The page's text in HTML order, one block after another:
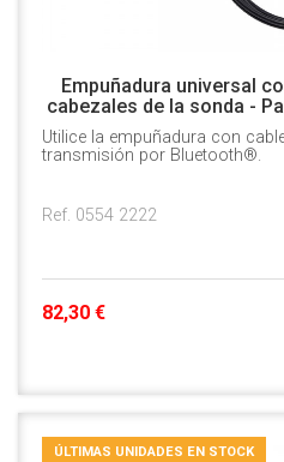
Empuñadura universal
cabezales de la sonda -
Utilice la empuñadura con
transmisión por Bluetooth®.
Ref. 0554 2222
82,30 €
ÚLTIMAS UNIDADES EN STOCK